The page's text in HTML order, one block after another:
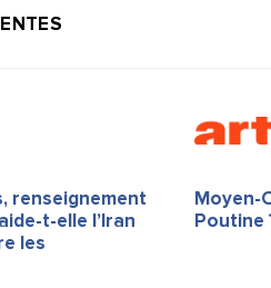
renseignement
t-elle l’Iran
les
Moyen-
Poutine